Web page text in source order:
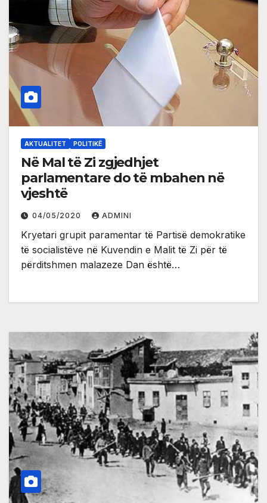
AKTUALITET POLITIKË
Në Mal të Zi zgjedhjet
parlamentare do të mbahen në
vjeshtë
04/05/2020 ADMINI
Kryetari grupit paramentar të Partisë demokratike
të socialistëve në Kuvendin e Malit të Zi për të
përditshmen malazeze Dan është…